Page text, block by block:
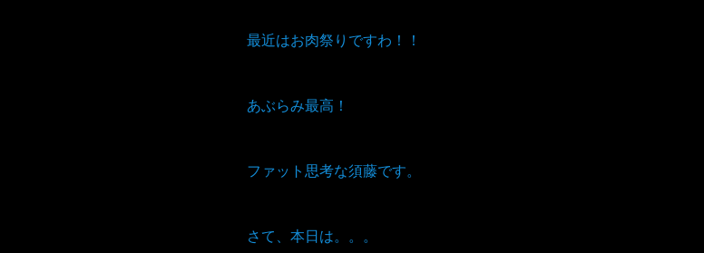
最近はお肉祭りですわ！！
あぶらみ最高！
ファット思考な須藤です。
さて、本日は。。。